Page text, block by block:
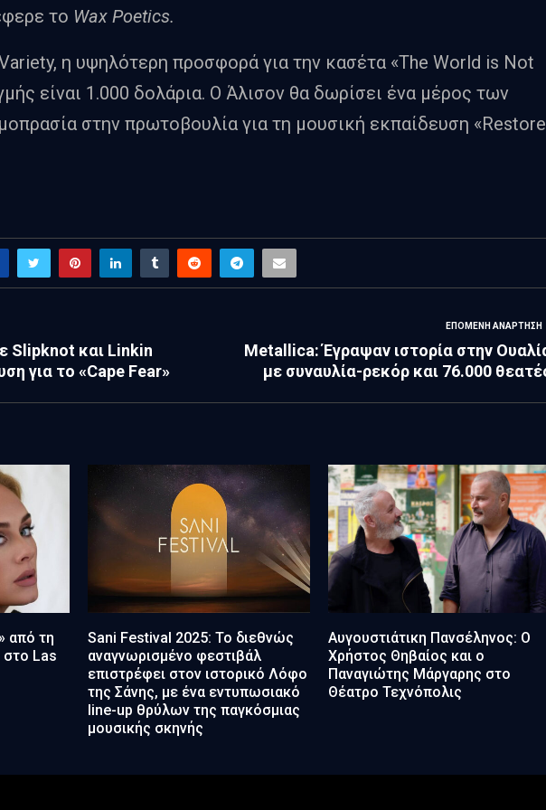
το Wax Poetics.
η υψηλότερη προσφορά για την κασέτα «The World is Not
είναι 1.000 δολάρια. O Άλισον θα δωρίσει ένα μέρος των
στην πρωτοβουλία για τη μουσική εκπαίδευση «Restore
Slipknot και Linkin
για το «Cape Fear»
ΕΠΌΜΕΝΗ ΑΝΆΡΤΗΣΗ
Metallica: Έγραψαν ιστορία στην
με συναυλία-ρεκόρ και 76.000
από τη
στο Las
Sani Festival 2025: Το διεθνώς
αναγνωρισμένο φεστιβάλ
επιστρέφει στον ιστορικό Λόφο
της Σάνης, με ένα εντυπωσιακό
line-up θρύλων της παγκόσμιας
μουσικής σκηνής
Αυγουστιάτικη Πανσέληνος: Ο
Χρήστος Θηβαίος και ο
Παναγιώτης Μάργαρης στο
Θέατρο Τεχνόπολις